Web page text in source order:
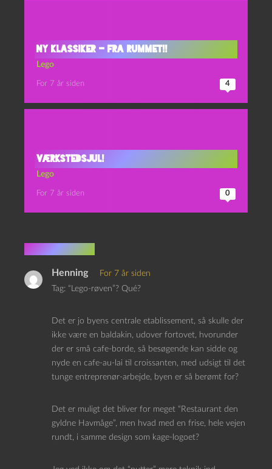
Ny klassiker – fra rummet!!
Lego
For 7 år siden 4
Værkstedsjul!
Lego
For 7 år siden 0
1 kommentar
Henning
For 7 år siden
Tag: “Lego-røven”? Qué?
Det er jo byens centrale etablissement, så skulle der
ikke være en baldakin, udover fortovet, hvorunder
der er små cafe-borde, så besøgende kan sidde og
nyde en cafe-au-lai til croissanten, med udsigt til det
tunge entreprenør-arbejde, byen er så berømt for?
Det er muligt det bliver for meget “Restaurant den
gyldne Havmåge”, men hvad med en frise, hele vejen
rundt, i samme design som kage-logoet?